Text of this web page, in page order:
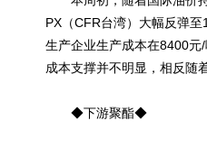
PX（CFR台湾）大幅反弹
生产企业生产成本在8400元
成本支撑并不明显，相反随
◆下游聚酯◆